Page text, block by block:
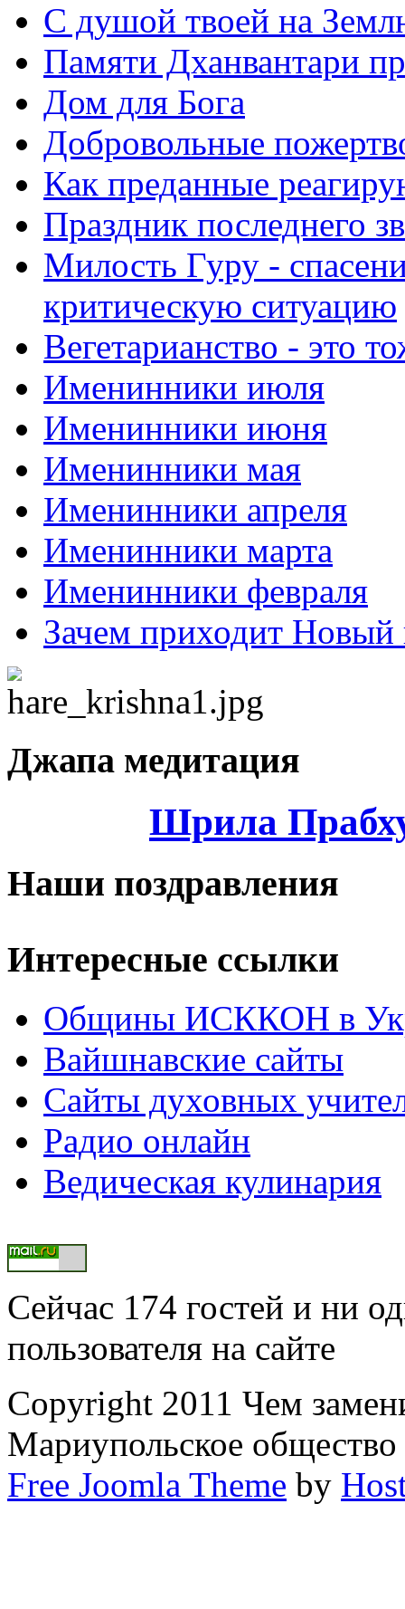
С душой твоей на
Памяти Дханвантари
Дом для Бога
Добровольные
Как преданные
Праздник последнего
Милость Гуру -
критическую ситуацию
Вегетарианство - это
Именинники июля
Именинники июня
Именинники мая
Именинники апреля
Именинники марта
Именинники февраля
Зачем приходит Новый
Джапа медитация
Шрила
Наши поздравления
Интересные ссылки
Общины ИСККОН в
Вайшнавские сайты
Сайты духовных
Радио онлайн
Ведическая кулинария
Сейчас 174 гостей и ни
пользователя на сайте
Copyright 2011 Чем
Мариупольское
Free Joomla Theme by